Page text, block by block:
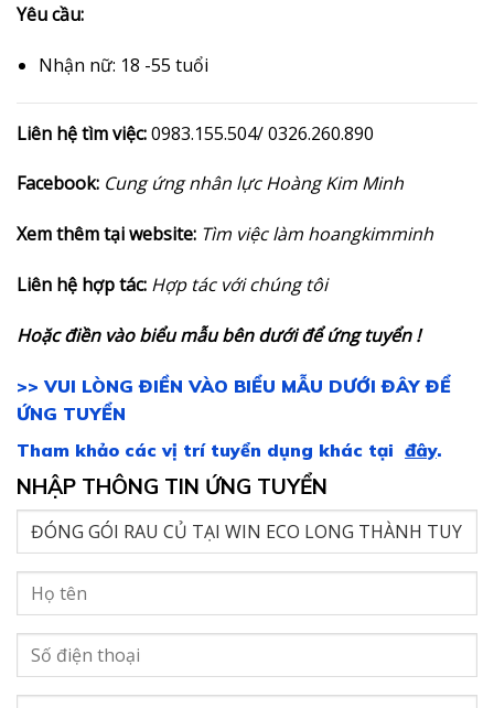
Yêu cầu:
Nhận nữ: 18 -55 tuổi
Liên hệ tìm việc:0983.155.504/ 0326.260.890
Facebook: Cung ứng nhân lực Hoàng Kim Minh
Xem thêm tại website: Tìm việc làm hoangkimminh
Liên hệ hợp tác: Hợp tác với chúng tôi
Hoặc điền vào biểu mẫu bên dưới để ứng tuyển !
>> VUI LÒNG ĐIỀN VÀO BIỂU MẪU DƯỚI ĐÂY ĐỂ
ỨNG TUYỂN
Tham khảo các vị trí tuyển dụng khác tại đây.
NHẬP THÔNG TIN ỨNG TUYỂN